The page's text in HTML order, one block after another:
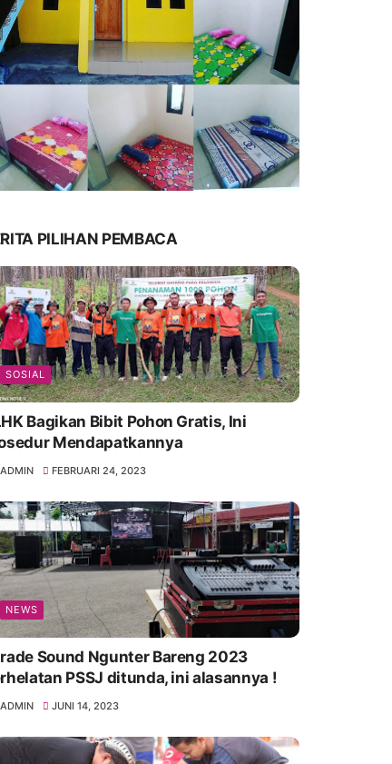
PILIHAN PEMBACA
SOSIAL
Bagikan Bibit Pohon Gratis, Ini
Mendapatkannya
ADMIN FEBRUARI 24, 2023
NEWS
Sound Ngunter Bareng 2023
PSSJ ditunda, ini alasannya !
ADMIN JUNI 14, 2023